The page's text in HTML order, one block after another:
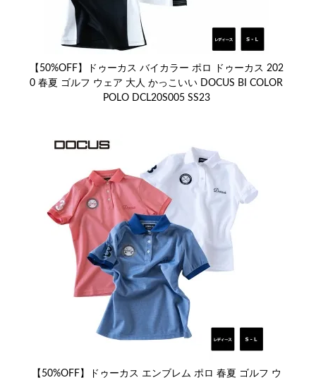
【50%OFF】ドゥーカス バイカラー ポロ ドゥーカス 202
0 春夏 ゴルフ ウェア 大人 かっこいい DOCUS BI COLOR
POLO DCL20S005 SS23
【50%OFF】ドゥーカス エンブレム ポロ 春夏 ゴルフ ウ